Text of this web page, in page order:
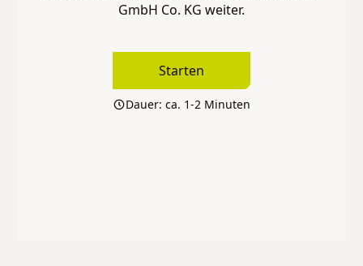
GmbH Co. KG weiter.
Starten
Dauer: ca. 1-2 Minuten